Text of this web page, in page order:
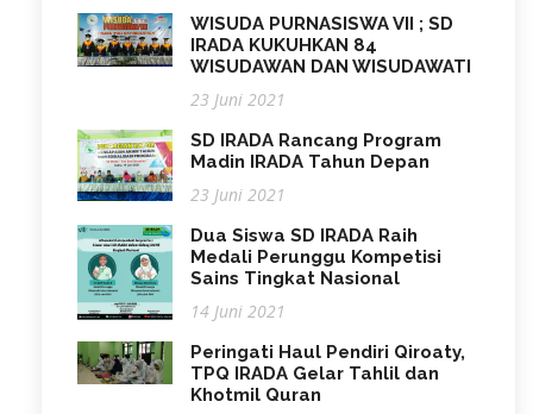
WISUDA PURNASISWA VII ; SD
IRADA KUKUHKAN 84
WISUDAWAN DAN WISUDAWATI
23 Juni 2021
SD IRADA Rancang Program
Madin IRADA Tahun Depan
23 Juni 2021
Dua Siswa SD IRADA Raih
Medali Perunggu Kompetisi
Sains Tingkat Nasional
14 Juni 2021
Peringati Haul Pendiri Qiroaty,
TPQ IRADA Gelar Tahlil dan
Khotmil Quran